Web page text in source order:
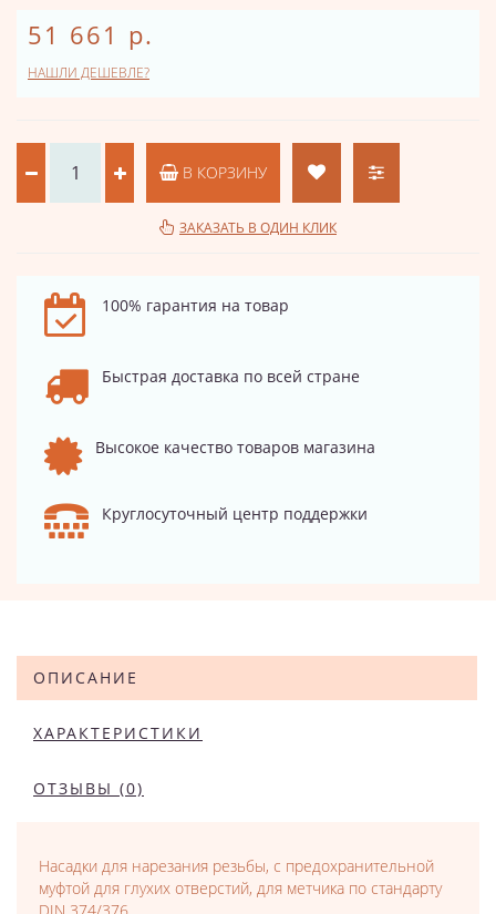
51 661 р.
НАШЛИ ДЕШЕВЛЕ?
В КОРЗИНУ
ЗАКАЗАТЬ В ОДИН КЛИК
100% гарантия на товар
Быстрая доставка по всей стране
Высокое качество товаров магазина
Круглосуточный центр поддержки
ОПИСАНИЕ
ХАРАКТЕРИСТИКИ
ОТЗЫВЫ (0)
Насадки для нарезания резьбы, с предохранительной
муфтой для глухих отверстий, для метчика по стандарту